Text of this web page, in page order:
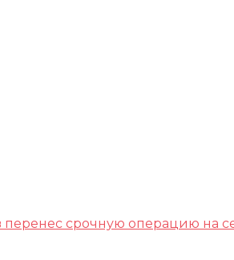
срочную операцию на